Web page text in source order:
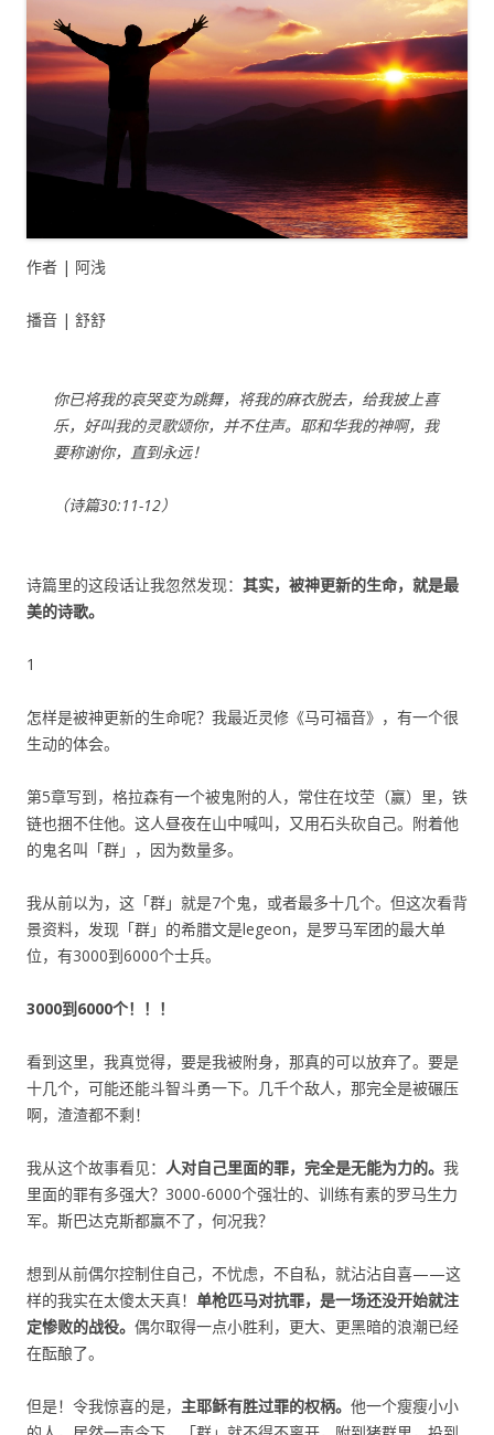
作者 | 阿浅
播音 | 舒舒
你已将我的哀哭变为跳舞，将我的麻衣脱去，给我披上喜
乐，好叫我的灵歌颂你，并不住声。耶和华我的神啊，我
要称谢你，直到永远！
（诗篇30:11-12）
诗篇里的这段话让我忽然发现： 其实，被神更新的生命，就是最
美的诗歌。
1
怎样是被神更新的生命呢？我最近灵修《马可福音》，有一个很
生动的体会。
第5章写到，格拉森有一个被鬼附的人，常住在坟茔（赢）里，铁
链也捆不住他。这人昼夜在山中喊叫，又用石头砍自己。附着他
的鬼名叫「群」，因为数量多。
我从前以为，这「群」就是7个鬼，或者最多十几个。但这次看背
景资料，发现「群」的希腊文是legeon，是罗马军团的最大单
位，有3000到6000个士兵。
3000到6000个！！ ！
看到这里，我真觉得，要是我被附身，那真的可以放弃了。要是
十几个，可能还能斗智斗勇一下。几千个敌人，那完全是被碾压
啊，渣渣都不剩！
我从这个故事看见： 人对自己里面的罪，完全是无能为力的。 我
里面的罪有多强大？3000-6000个强壮的、训练有素的罗马生力
军。斯巴达克斯都赢不了，何况我？
想到从前偶尔控制住自己，不忧虑，不自私，就沾沾自喜——这
样的我实在太傻太天真！ 单枪匹马对抗罪，是一场还没开始就注
定惨败的战役。 偶尔取得一点小胜利，更大、更黑暗的浪潮已经
在酝酿了。
但是！令我惊喜的是， 主耶稣有胜过罪的权柄。 他一个瘦瘦小小